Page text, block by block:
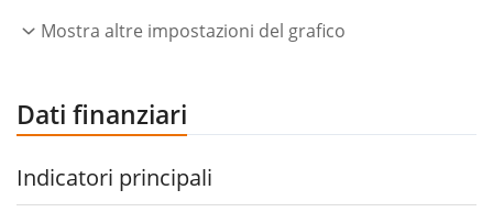
Mostra altre impostazioni del grafico
Dati finanziari
Indicatori principali